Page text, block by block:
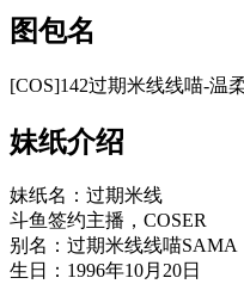
图包名
[COS]142过期米线线喵-温
妹纸介绍
妹纸名：过期米线
斗鱼签约主播，COSER
别名：过期米线线喵SAMA
生日：1996年10月20日